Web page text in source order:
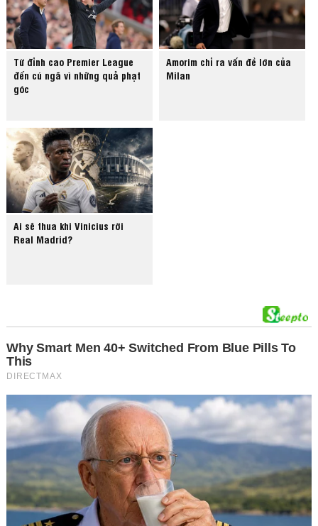
Từ đỉnh cao Premier League
đến cú ngã vì những quả phạt
góc
Amorim chỉ ra vấn đề lớn của
Milan
Ai sẽ thua khi Vinicius rời
Real Madrid?